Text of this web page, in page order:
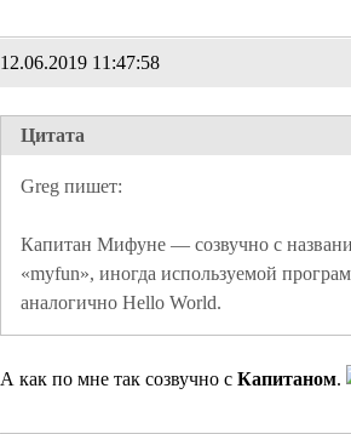
12.06.2019 11:47:58
Цитата
Капитан Мифуне — созвучно с
«myfun», иногда используемой
аналогично Hello World.
А как по мне так созвучно с Капитаном.